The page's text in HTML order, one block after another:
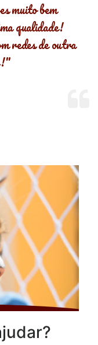
muito bem
qualidade!
redes de outra